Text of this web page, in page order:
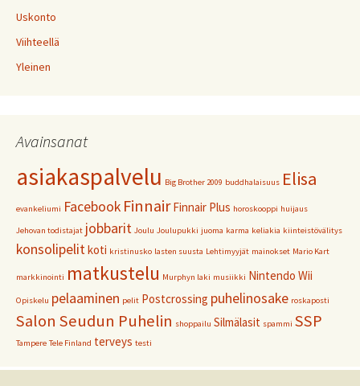
Uskonto
Viihteellä
Yleinen
Avainsanat
asiakaspalvelu Big Brother 2009 buddhalaisuus Elisa
evankeliumi Facebook Finnair Finnair Plus horoskooppi huijaus
Jehovan todistajat jobbarit Joulu Joulupukki juoma karma keliakia kiinteistövälitys
konsolipelitkoti kristinusko lasten suusta Lehtimyyjät mainokset Mario Kart
markkinointi matkustelu Murphyn laki musiikki Nintendo Wii
Opiskelu pelaaminen pelit Postcrossing puhelinosake roskaposti
Salon Seudun Puhelin shoppailu Silmälasit spammi SSP
Tampere Tele Finland terveys testi